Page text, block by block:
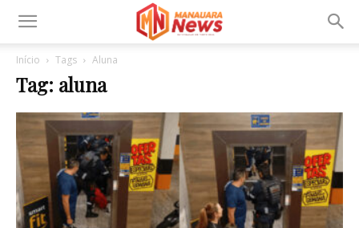
Início Tags Aluna
Tag: aluna